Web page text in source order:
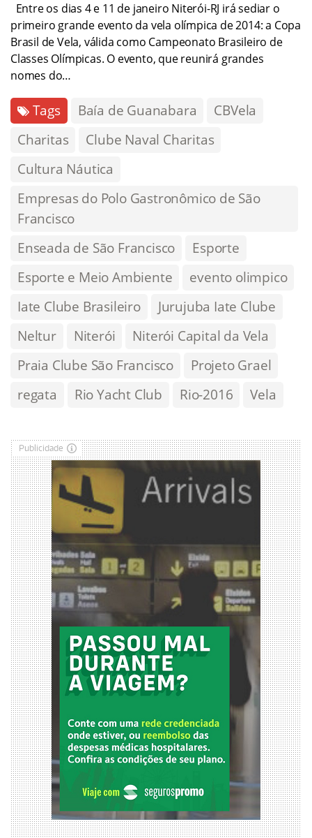
Entre os dias 4 e 11 de janeiro Niterói-RJ irá sediar o
primeiro grande evento da vela olímpica de 2014: a Copa
Brasil de Vela, válida como Campeonato Brasileiro de
Classes Olímpicas. O evento, que reunirá grandes
nomes do…
Tags Baía de Guanabara
CBVela
Charitas
Clube Naval Charitas
Cultura Náutica
Empresas do Polo Gastronômico de São
Francisco
Enseada de São Francisco
Esporte
Esporte e Meio Ambiente
evento olimpico
Iate Clube Brasileiro
Jurujuba Iate Clube
Neltur
Niterói
Niterói Capital da Vela
Praia Clube São Francisco
Projeto Grael
regata
Rio Yacht Club Rio-2016 Vela
Publicidade